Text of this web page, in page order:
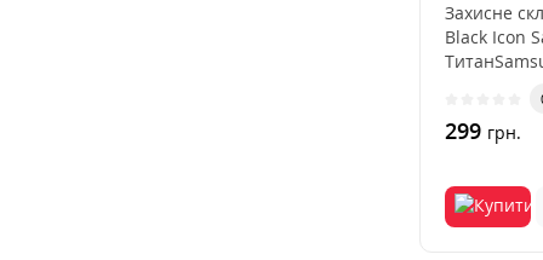
Захисне
Black Icon
299 грн.